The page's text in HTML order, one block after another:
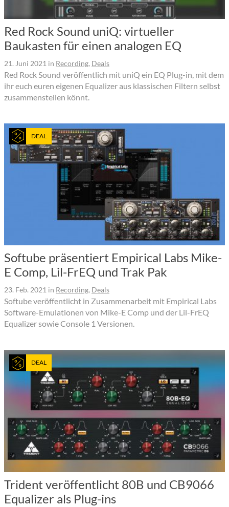
Red Rock Sound uniQ: virtueller
Baukasten für einen analogen EQ
21. Juni 2021 in Recording, Deals
Red Rock Sound veröffentlich mit uniQ ein EQ Plug-in, mit dem
ihr euch euren eigenen Equalizer aus klassischen Filtern selbst
zusammenstellen könnt.
DEAL
Softube präsentiert Empirical Labs Mike-
E Comp, Lil-FrEQ und Trak Pak
23. Feb. 2021 in Recording, Deals
Softube veröffentlicht in Zusammenarbeit mit Empirical Labs
Software-Emulationen von Mike-E Comp und der Lil-FrEQ
Equalizer sowie Console 1 Versionen.
DEAL
Trident veröffentlicht 80B und CB9066
Equalizer als Plug-ins